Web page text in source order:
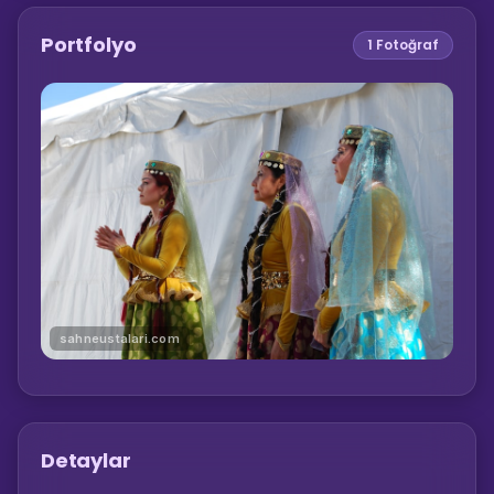
Portfolyo 1 Fotoğraf
sahneustalari.com
Detaylar